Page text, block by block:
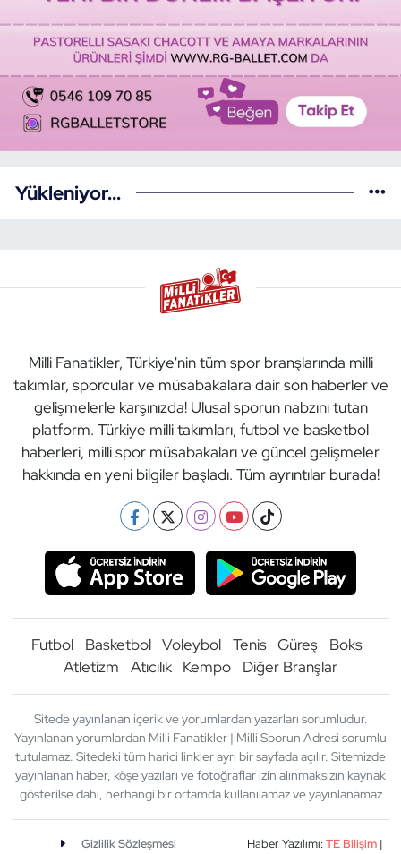
Yükleniyor...
Milli Fanatikler, Türkiye'nin tüm spor branşlarında milli
takımlar, sporcular ve müsabakalara dair son haberler ve
gelişmelerle karşınızda! Ulusal sporun nabzını tutan
platform. Türkiye milli takımları, futbol ve basketbol
haberleri, milli spor müsabakaları ve güncel gelişmeler
hakkında en yeni bilgiler başladı. Tüm ayrıntılar burada!
Futbol Basketbol Voleybol Tenis Güreş
Boks
Atletizm
Atıcılık Kempo Diğer Branşlar
Sitede yayınlanan içerik ve yorumlardan yazarları sorumludur.
Yayınlanan yorumlardan Milli Fanatikler | Milli Sporun Adresi sorumlu
tutulamaz. Sitedeki tüm harici linkler ayrı bir sayfada açılır. Sitemizde
yayınlanan haber, köşe yazıları ve fotoğraflar izin alınmaksızın kaynak
gösterilse dahi, herhangi bir ortamda kullanılamaz ve yayınlanamaz
Gizlilik Sözleşmesi
Haber Yazılımı:TE Bilişim|